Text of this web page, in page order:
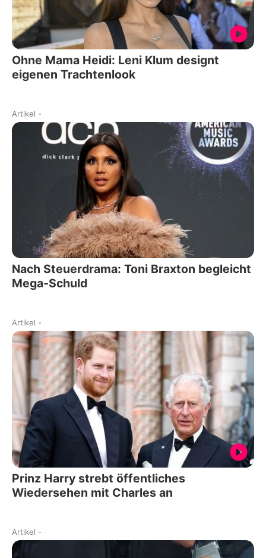
Ohne Mama Heidi: Leni Klum designt
eigenen Trachtenlook
Artikel -
Nach Steuerdrama: Toni Braxton begleicht
Mega-Schuld
Artikel -
Prinz Harry strebt öffentliches
Wiedersehen mit Charles an
Artikel -